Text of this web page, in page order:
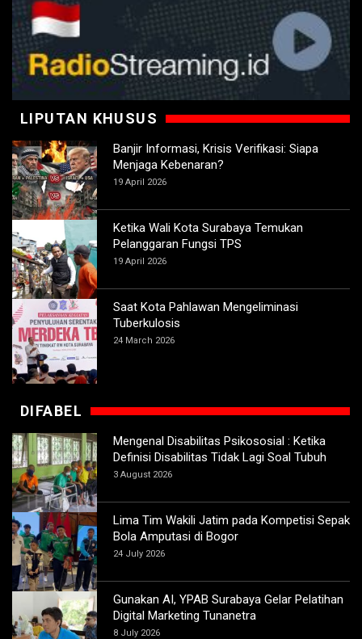
LIPUTAN KHUSUS
Banjir Informasi, Krisis Verifikasi: Siapa
Menjaga Kebenaran?
19 April 2026
Ketika Wali Kota Surabaya Temukan
Pelanggaran Fungsi TPS
19 April 2026
Saat Kota Pahlawan Mengeliminasi
Tuberkulosis
24 March 2026
DIFABEL
Mengenal Disabilitas Psikososial : Ketika
Definisi Disabilitas Tidak Lagi Soal Tubuh
3 August 2026
Lima Tim Wakili Jatim pada Kompetisi Sepak
Bola Amputasi di Bogor
24 July 2026
Gunakan AI, YPAB Surabaya Gelar Pelatihan
Digital Marketing Tunanetra
8 July 2026